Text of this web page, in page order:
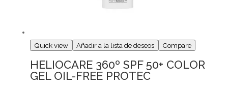
Quick view Añadir a la lista de deseos Compare
HELIOCARE 360º SPF 50+ COLOR
GEL OIL-FREE PROTEC